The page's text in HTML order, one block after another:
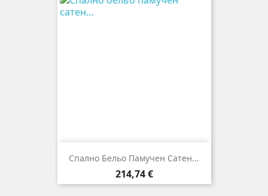
Спално Бельо Памучен Сатен...
Цена
214,74 €